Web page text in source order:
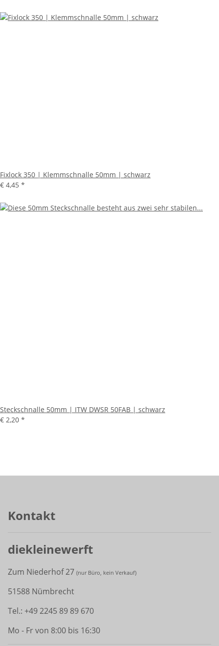
Fixlock 350 | Klemmschnalle 50mm | schwarz
€ 4,45 *
Steckschnalle 50mm | ITW DWSR 50FAB | schwarz
€ 2,20 *
Kontakt
diekleinewerft
Zum Niederhof 27 (nur Büro, kein Verkauf)
51588 Nümbrecht
Tel.: +49 2245 89 89 670
Mo - Fr von 8:00 bis 16:30